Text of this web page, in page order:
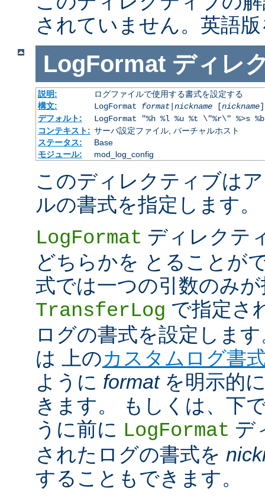
されていません。英語
LogFormat ディレ
説明:
ログファイルで使用する書式を設定する
構文:
LogFormat format| nickname[nickname]
デフォルト:
LogFormat "%h %l %u %t \"%r\" %>s
コンテキスト: サーバ設定ファイル, バーチャルホスト
ステータス:
Base
モジュール:
mod_log_config
このディレクティブは
ルの書式を指定します。
LogFormat ディレクテ
どちらかを とることが
式では一つの引数のみ
TransferLog で指定さ
ログの書式を設定しま
は 上のカスタムログ書
ように formatを明示的
きます。 もしくは、下
うに前に LogFormat デ
されたログの書式を
することもできます。